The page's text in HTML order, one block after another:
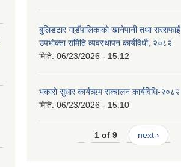
बुलिडटार गा्डँपालिकाको खानेपानी तथा सरसफाईं
उपभोक्ता समिति व्यवस्थापन कार्यविधी, २०८२
मिति: 06/23/2026 - 15:12
भकारो सुधार कार्यऋम सब्चालन कार्यविधि-२०८२
मिति: 06/23/2026 - 15:10
1 of 9 next ›